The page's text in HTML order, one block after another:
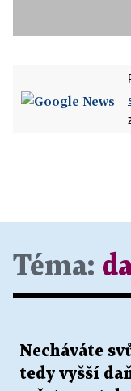
Téma:
Necháváte
tedy vyšší